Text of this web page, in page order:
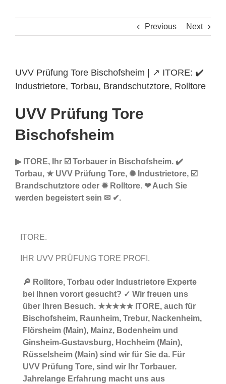
Previous Next
UVV Prüfung Tore Bischofsheim | ↗️ ITORE: ✔️
Industrietore, Torbau, Brandschutztore, Rolltore
UVV Prüfung Tore
Bischofsheim
▶︎ ITORE, Ihr ☑️ Torbauer in Bischofsheim. ✔️
Torbau, ★ UVV Prüfung Tore, ✺ Industrietore, ☑️
Brandschutztore oder ✹ Rolltore. ❤ Auch Sie
werden begeistert sein ✉ ✔.
ITORE.
IHR UVV PRÜFUNG TORE PROFI.
🔎 Rolltore, Torbau oder Industrietore Experte
bei Ihnen vorort gesucht? ✓ Wir freuen uns
über Ihren Besuch. ★★★★★ ITORE, auch für
Bischofsheim, Raunheim, Trebur, Nackenheim,
Flörsheim (Main), Mainz, Bodenheim und
Ginsheim-Gustavsburg, Hochheim (Main),
Rüsselsheim (Main) sind wir für Sie da. Für
UVV Prüfung Tore, sind wir Ihr Torbauer.
Jahrelange Erfahrung macht uns aus